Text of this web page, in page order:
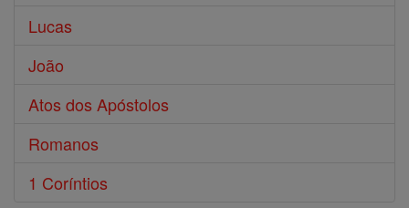
Lucas
João
Atos dos Apóstolos
Romanos
1 Coríntios